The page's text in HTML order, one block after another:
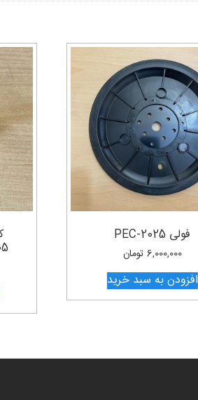
فولی PEC-2025
6,000,000 تومان
افزودن به سبد خرید